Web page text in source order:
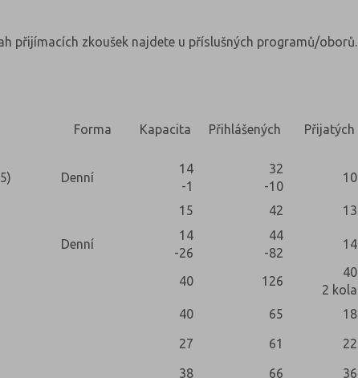
přijímacích zkoušek najdete u příslušných programů/oborů.
Forma Kapacita Přihlášených Přijatých
Denní
14
-1
32
-10
10
15 42 13
Denní
14
-26
44
-82
14
40 126
40
2 kola
40 65 18
27 61 22
38 66 36